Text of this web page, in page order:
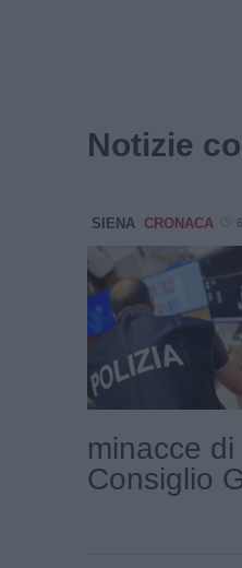
Notizie
SIENA CRONACA
minacce
Consiglio